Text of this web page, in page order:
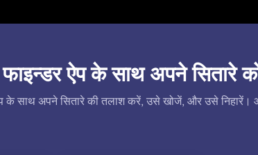
ऐप के साथ अपने सितारे
के साथ अपने सितारे की तलाश करें, उसे खोजें, और उसे